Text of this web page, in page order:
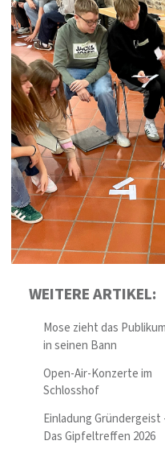
WEITERE ARTIKEL:
Mose zieht das Publikum
in seinen Bann
Open-Air-Konzerte im
Schlosshof
Einladung Gründergeist
Das Gipfeltreffen 2026